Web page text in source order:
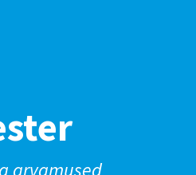
arvamused